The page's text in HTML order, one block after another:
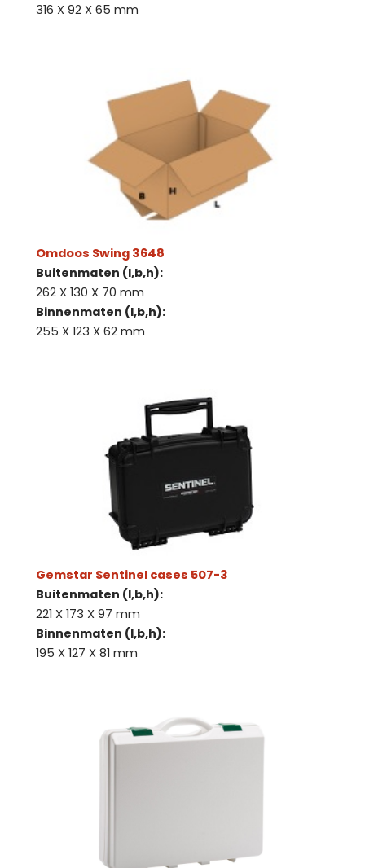
316 X 92 X 65 mm
Omdoos Swing 3648
Buitenmaten (l,b,h):
262 X 130 X 70 mm
Binnenmaten (l,b,h):
255 X 123 X 62 mm
Gemstar Sentinel cases 507-3
Buitenmaten (l,b,h):
221 X 173 X 97 mm
Binnenmaten (l,b,h):
195 X 127 X 81 mm